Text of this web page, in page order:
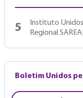
5
Instituto
Regional
Boletim Unidos